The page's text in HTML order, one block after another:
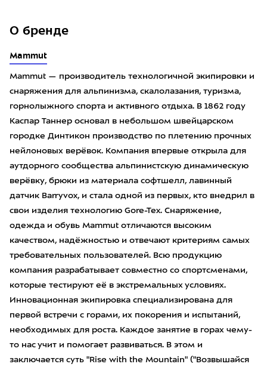
О бренде
Mammut
Mammut — производитель технологичной экипировки и
снаряжения для альпинизма, скалолазания, туризма,
горнолыжного спорта и активного отдыха. В 1862 году
Каспар Таннер основал в небольшом швейцарском
городке Динтикон производство по плетению прочных
нейлоновых верёвок. Компания впервые открыла для
аутдорного сообщества альпинистскую динамическую
верёвку, брюки из материала софтшелл, лавинный
датчик Barryvox, и стала одной из первых, кто внедрил в
свои изделия технологию Gore-Tex. Снаряжение,
одежда и обувь Mammut отличаются высоким
качеством, надёжностью и отвечают критериям самых
требовательных пользователей. Всю продукцию
компания разрабатывает совместно со спортсменами,
которые тестируют её в экстремальных условиях.
Инновационная экипировка специализирована для
первой встречи с горами, их покорения и испытаний,
необходимых для роста. Каждое занятие в горах чему-
то нас учит и помогает развиваться. В этом и
заключается суть "Rise with the Mountain" ("Возвышайся